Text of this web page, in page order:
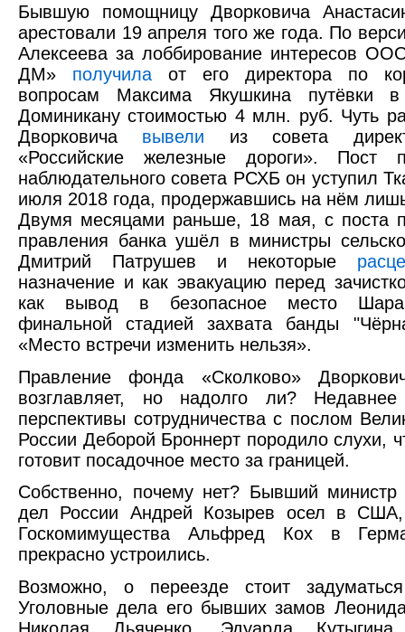
Бывшую помощницу Дворковича
арестовали 19 апреля того же года. По
Алексеева за лоббирование интересов
ДМ» получила от его директора по
вопросам Максима Якушкина путёвки
Доминикану стоимостью 4 млн. руб. Чуть
Дворковича вывели из совета
«Российские железные дороги». Пост
наблюдательного совета РСХБ он уступил
июля 2018 года, продержавшись на нём
Двумя месяцами раньше, 18 мая, с поста
правления банка ушёл в министры
Дмитрий Патрушев и некоторые
назначение и как эвакуацию перед
как вывод в безопасное место
финальной стадией захвата банды
«Место встречи изменить нельзя».
Правление фонда «Сколково»
возглавляет, но надолго ли?
перспективы сотрудничества с послом
России Деборой Броннерт породило слухи,
готовит посадочное место за границей.
Собственно, почему нет? Бывший министр
дел России Андрей Козырев осел в США,
Госкомимущества Альфред Кох в
прекрасно устроились.
Возможно, о переезде стоит
Уголовные дела его бывших замов